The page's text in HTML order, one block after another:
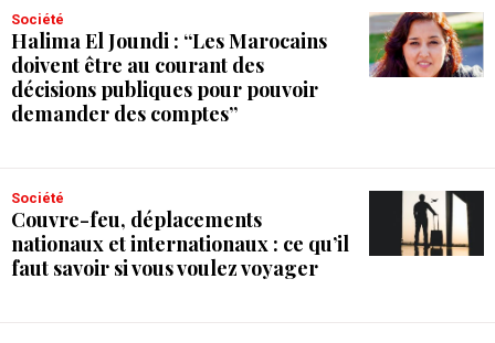
Société
Halima El Joundi : “Les Marocains
doivent être au courant des
décisions publiques pour pouvoir
demander des comptes”
Société
Couvre-feu, déplacements
nationaux et internationaux : ce qu’il
faut savoir si vous voulez voyager